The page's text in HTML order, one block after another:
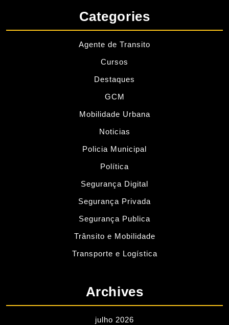
Categories
Agente de Transito
Cursos
Destaques
GCM
Mobilidade Urbana
Noticias
Policia Municipal
Política
Segurança Digital
Segurança Privada
Segurança Publica
Trânsito e Mobilidade
Transporte e Logística
Archives
julho 2026